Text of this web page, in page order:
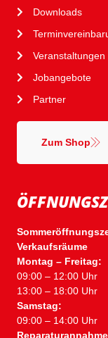
Verkaufsräume
Montag – Freitag:
09:00 – 12:00 Uhr
13:00 – 18:00 Uhr
Samstag:
09:00 – 14:00 Uhr
Reparaturannahme
Downloads
Veranstaltungen
Jobangebote
Partner
Zum Shop